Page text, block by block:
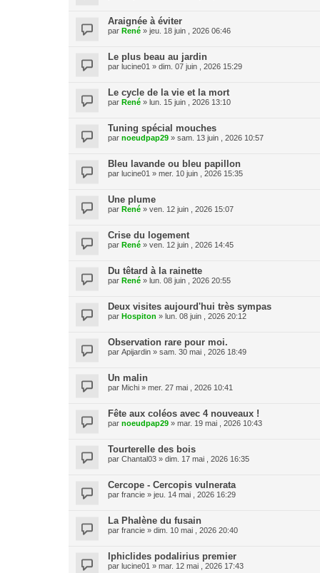
Araignée à éviter
par René » jeu. 18 juin , 2026 06:46
Le plus beau au jardin
par lucine01 » dim. 07 juin , 2026 15:29
Le cycle de la vie et la mort
par René » lun. 15 juin , 2026 13:10
Tuning spécial mouches
par noeudpap29 » sam. 13 juin , 2026 10:57
Bleu lavande ou bleu papillon
par lucine01 » mer. 10 juin , 2026 15:35
Une plume
par René » ven. 12 juin , 2026 15:07
Crise du logement
par René » ven. 12 juin , 2026 14:45
Du têtard à la rainette
par René » lun. 08 juin , 2026 20:55
Deux visites aujourd'hui très sympas
par Hospiton » lun. 08 juin , 2026 20:12
Observation rare pour moi.
par Apijardin » sam. 30 mai , 2026 18:49
Un malin
par Michi » mer. 27 mai , 2026 10:41
Fête aux coléos avec 4 nouveaux !
par noeudpap29 » mar. 19 mai , 2026 10:43
Tourterelle des bois
par Chantal03 » dim. 17 mai , 2026 16:35
Cercope - Cercopis vulnerata
par francie » jeu. 14 mai , 2026 16:29
La Phalène du fusain
par francie » dim. 10 mai , 2026 20:40
Iphiclides podalirius premier
par lucine01 » mar. 12 mai , 2026 17:43